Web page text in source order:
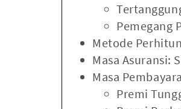
Pemegang
Metode
Masa Asuransi:
Masa
Premi